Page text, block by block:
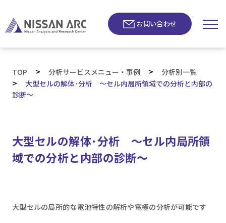
お問い合わせ
TOP > 分析サービスメニュー・事例 > 分析別一覧
> 大型セルの解体･分析 ～セル内局所領域での分析と内部の
診断～
大型セルの解体･分析 ～セル内局所領
域での分析と内部の診断～
大型セルの局所的な電池特性の解析や電極の分析が可能です